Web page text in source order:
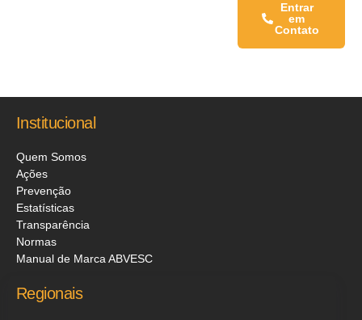
Entrar
em
Contato
Institucional
Quem Somos
Ações
Prevenção
Estatísticas
Transparência
Normas
Manual de Marca ABVESC
Regionais